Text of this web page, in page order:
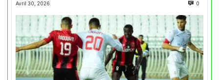
Avril 30, 2026 0